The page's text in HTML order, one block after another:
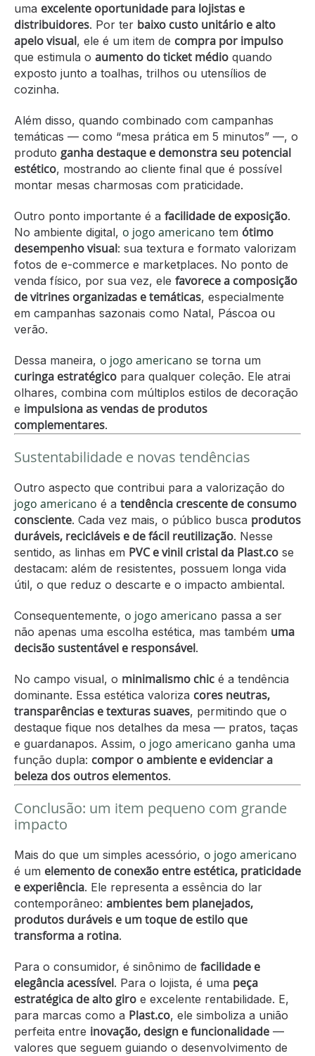
uma excelente oportunidade para lojistas e
distribuidores. Por ter baixo custo unitário e alto
apelo visual, ele é um item de compra por impulso
que estimula o aumento do ticket médio quando
exposto junto a toalhas, trilhos ou utensílios de
cozinha.
Além disso, quando combinado com campanhas
temáticas — como “mesa prática em 5 minutos” —, o
produto ganha destaque e demonstra seu potencial
estético, mostrando ao cliente final que é possível
montar mesas charmosas com praticidade.
Outro ponto importante é a facilidade de exposição.
No ambiente digital, o jogo americano tem ótimo
desempenho visual: sua textura e formato valorizam
fotos de e-commerce e marketplaces. No ponto de
venda físico, por sua vez, ele favorece a composição
de vitrines organizadas e temáticas, especialmente
em campanhas sazonais como Natal, Páscoa ou
verão.
Dessa maneira, o jogo americano se torna um
curinga estratégico para qualquer coleção. Ele atrai
olhares, combina com múltiplos estilos de decoração
e impulsiona as vendas de produtos
complementares.
Sustentabilidade e novas tendências
Outro aspecto que contribui para a valorização do
jogo americano é a tendência crescente de consumo
consciente. Cada vez mais, o público busca produtos
duráveis, recicláveis e de fácil reutilização. Nesse
sentido, as linhas em PVC e vinil cristal da Plast.co se
destacam: além de resistentes, possuem longa vida
útil, o que reduz o descarte e o impacto ambiental.
Consequentemente, o jogo americano passa a ser
não apenas uma escolha estética, mas também uma
decisão sustentável e responsável.
No campo visual, o minimalismo chic é a tendência
dominante. Essa estética valoriza cores neutras,
transparências e texturas suaves, permitindo que o
destaque fique nos detalhes da mesa — pratos, taças
e guardanapos. Assim, o jogo americano ganha uma
função dupla: compor o ambiente e evidenciar a
beleza dos outros elementos.
Conclusão: um item pequeno com grande
impacto
Mais do que um simples acessório, o jogo americano
é um elemento de conexão entre estética, praticidade
e experiência. Ele representa a essência do lar
contemporâneo: ambientes bem planejados,
produtos duráveis e um toque de estilo que
transforma a rotina.
Para o consumidor, é sinônimo de facilidade e
elegância acessível. Para o lojista, é uma peça
estratégica de alto giro e excelente rentabilidade. E,
para marcas como a Plast.co, ele simboliza a união
perfeita entre inovação, design e funcionalidade —
valores que seguem guiando o desenvolvimento de